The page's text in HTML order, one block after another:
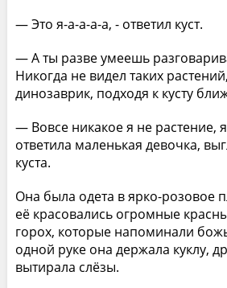
— Это я-а-а-а-а, - ответил куст.
— А ты разве умеешь
Никогда не видел таких
динозаврик, подходя к кусту
— Вовсе никакое я не растение,
ответила маленькая девочка,
куста.
Она была одета в ярко-розовое
её красовались огромные
горох, которые напоминали
одной руке она держала куклу,
вытирала слёзы.